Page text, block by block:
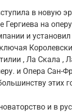
в новую
Гергиева на
и
, Ла Скала ,
и Опера Сан-
этих
и в